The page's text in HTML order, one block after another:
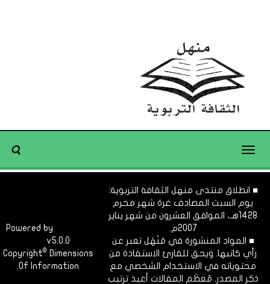
Toggle
■ انطلاق منتدى منهل الثقافة التربوية:
يوم السبت المصادف غرة شهر محرم
1428هـ، الموافق العشرون من شهر يناير
2007م.
■ المواد المنشورة في مَنْهَل تعبر عن
رأي كاتبها. ويحق للقارئ الاستفادة من
محتوياته في الاستخدام الشخصي مع
ذكر المصدر. مُعظَم المقالات أعيد ترتيب
Powered by
v5.0.0
Copyright©
Dimensions
Of Information.